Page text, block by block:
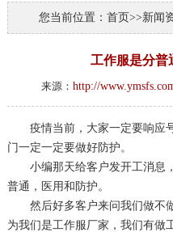
您当前位置：首页>>新闻
工作服是分普
来源： http://
疫情当前，大家一定要响应号
门一定一定要做好防护。
小编那天给客户发开工消息
普通，医用和防护。
然后好多客户来问我们做不做
为我们是工作服厂家，我们有做